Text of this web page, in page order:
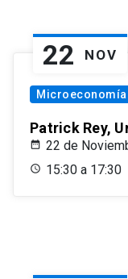
22 NOV
Patrick Rey,
22 de
15:30 a 17:30